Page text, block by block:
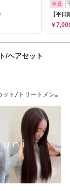
全員
【平
￥
/ヘアセット
ト/トリートメン